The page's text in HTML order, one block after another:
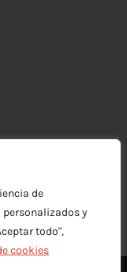
de
personalizados y
todo",
cookies